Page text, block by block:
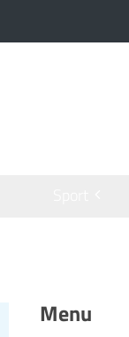
Menu